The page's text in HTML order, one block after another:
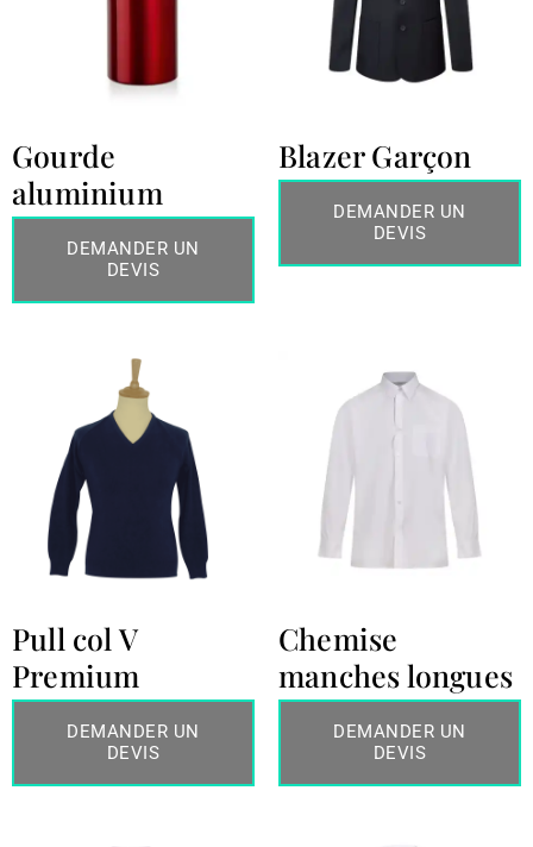
Gourde
aluminium
DEMANDER UN
DEVIS
Blazer Garçon
DEMANDER UN
DEVIS
Pull col V
Premium
DEMANDER UN
DEVIS
Chemise
manches longues
DEMANDER UN
DEVIS